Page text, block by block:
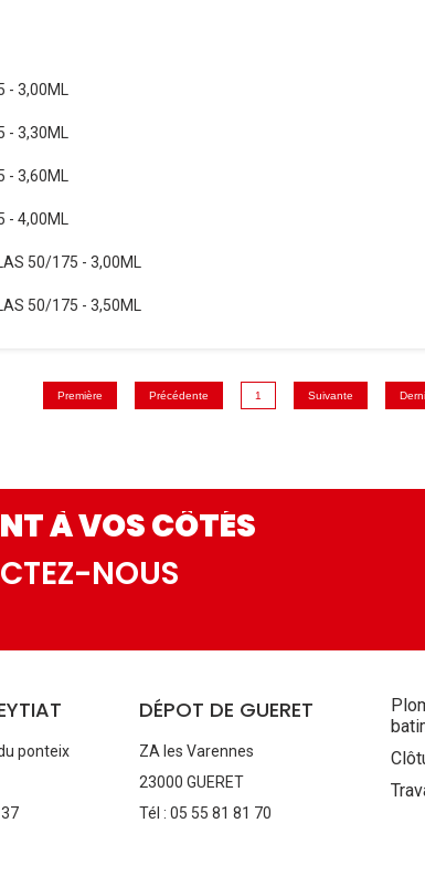
3,00ML
3,30ML
3,60ML
4,00ML
50/175 - 3,00ML
50/175 - 3,50ML
Première Précédente 1 Suivante
À VOS CÔTÉS
NOUS
ponteix
DÉPOT DE GUERET
ZA les Varennes
23000 GUERET
Tél : 05 55 81 81 70
Aller
au